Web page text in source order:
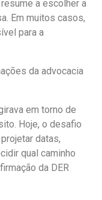
a escolher a
Em muitos casos,
para a
da advocacia
em torno de
Hoje, o desafio
datas,
qual caminho
da DER